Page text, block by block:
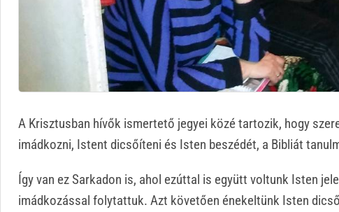
A Krisztusban hívők ismertető jegyei közé tartozik, hogy
imádkozni, Istent dicsőíteni és Isten beszédét, a Bibliát
Így van ez Sarkadon is, ahol ezúttal is együtt voltunk Isten
imádkozással folytattuk. Azt követően énekeltünk Isten